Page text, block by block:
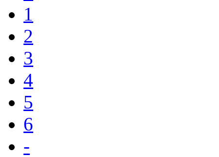
1
2
3
4
5
6
-